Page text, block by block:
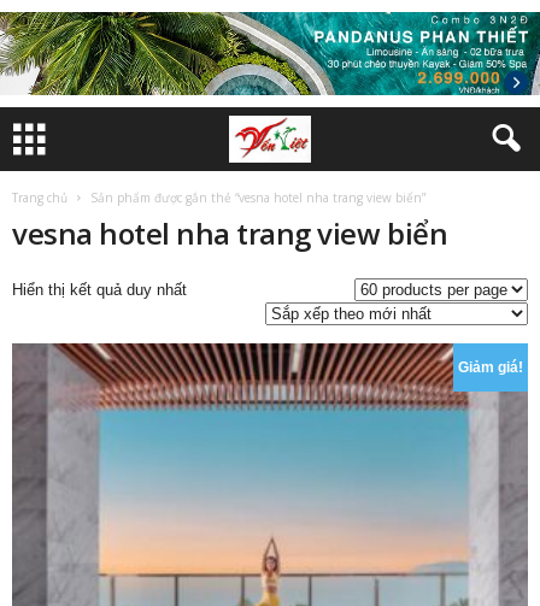
Trang chủ Sản phẩm được gắn thẻ “vesna hotel nha trang view biển”
vesna hotel nha trang view biển
Hiển thị kết quả duy nhất
Giảm giá!